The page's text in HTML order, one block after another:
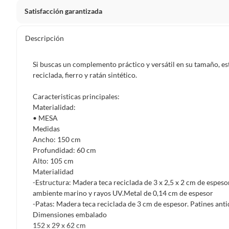
Satisfacción garantizada
Debe estar en perfecto estado, con todas sus etiquetas,
Productos que, por su naturaleza, no puedan ser devueltos,
De uso personal.
En sodimac.cl te damos
etiquetas y sin uso, tal como te lo entregamos.
Productos a pedido o confeccionados a medida.
Productos que han sido informados como
remanufacturados o con alguna deficiencia, que sean
Alimentos, bebidas, medicamentos, suplementos alimenticios,
Pinturas de un color a solicitud.
Descripción
Si buscas un complemento práctico y versátil en su tamaño,
reciclada, fierro y ratán sintético.
Caracteristicas principales:
Materialidad:
• MESA
Medidas
Ancho: 150 cm
Profundidad: 60 cm
Alto: 105 cm
Materialidad
-Estructura: Madera teca reciclada de 3 x 2,5 x 2 cm de
ambiente marino y rayos UV.Metal de 0,14 cm de espesor
-Patas: Madera teca reciclada de 3 cm de espesor. Patines
Dimensiones embalado
152 x 29 x 62 cm